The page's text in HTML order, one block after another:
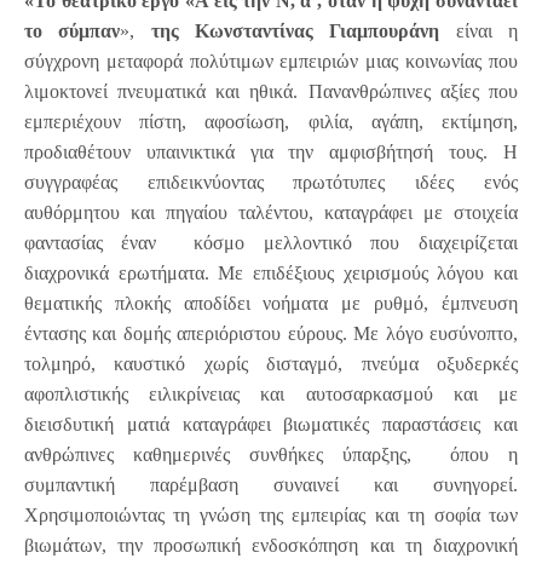
το σύμπαν», της Κωνσταντίνας Γιαμπουράνη είναι η
σύγχρονη μεταφορά πολύτιμων εμπειριών μιας κοινωνίας που
λιμοκτονεί πνευματικά και ηθικά. Πανανθρώπινες αξίες που
εμπεριέχουν πίστη, αφοσίωση, φιλία, αγάπη, εκτίμηση,
προδιαθέτουν υπαινικτικά για την αμφισβήτησή τους. Η
συγγραφέας επιδεικνύοντας πρωτότυπες ιδέες ενός
αυθόρμητου και πηγαίου ταλέντου, καταγράφει με στοιχεία
φαντασίας έναν κόσμο μελλοντικό που διαχειρίζεται
διαχρονικά ερωτήματα. Με επιδέξιους χειρισμούς λόγου και
θεματικής πλοκής αποδίδει νοήματα με ρυθμό, έμπνευση
έντασης και δομής απεριόριστου εύρους. Με λόγο ευσύνοπτο,
τολμηρό, καυστικό χωρίς δισταγμό, πνεύμα οξυδερκές
αφοπλιστικής ειλικρίνειας και αυτοσαρκασμού και με
διεισδυτική ματιά καταγράφει βιωματικές παραστάσεις και
ανθρώπινες καθημερινές συνθήκες ύπαρξης, όπου η
συμπαντική παρέμβαση συναινεί και συνηγορεί.
Χρησιμοποιώντας τη γνώση της εμπειρίας και τη σοφία των
βιωμάτων, την προσωπική ενδοσκόπηση και τη διαχρονική